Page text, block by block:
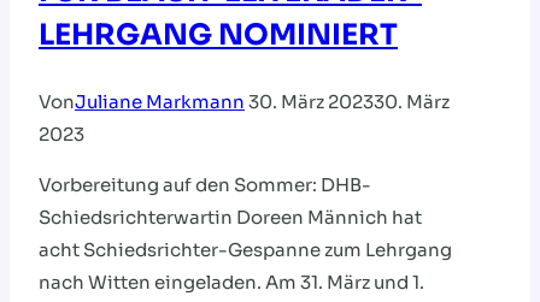
LEHRGANG NOMINIERT
VonJuliane Markmann 30. März 202330. März
2023
Vorbereitung auf den Sommer: DHB-
Schiedsrichterwartin Doreen Männich hat
acht Schiedsrichter-Gespanne zum Lehrgang
nach Witten eingeladen. Am 31. März und 1.